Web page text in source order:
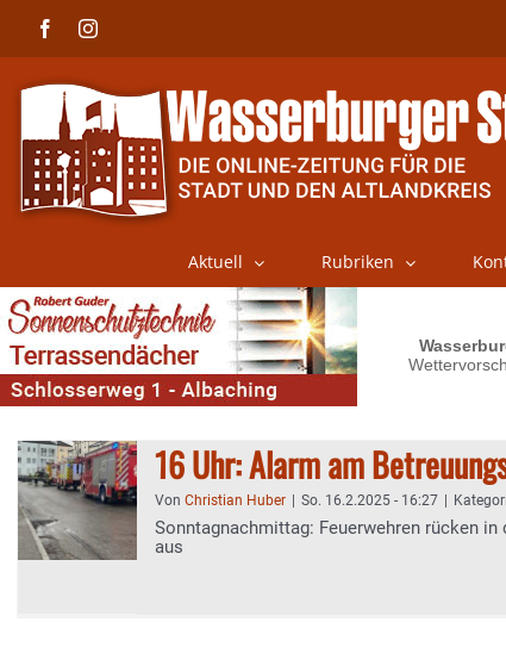
FacebookInstagram
Aktuell Rubriken
16 Uhr: Alarm am
Von Christian Huber So. 16.2.2025 - 16:27
Sonntagnachmittag: Feuerwehren rücken in
aus